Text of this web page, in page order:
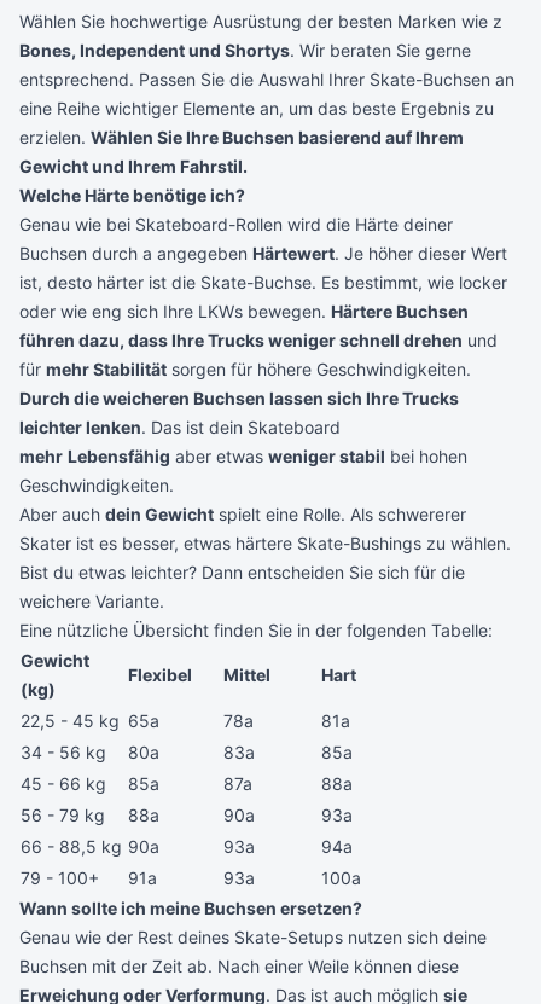
Wählen Sie hochwertige Ausrüstung der besten Marken wie z
Bones, Independent und Shortys. Wir beraten Sie gerne
entsprechend. Passen Sie die Auswahl Ihrer Skate-Buchsen an
eine Reihe wichtiger Elemente an, um das beste Ergebnis zu
erzielen. Wählen Sie Ihre Buchsen basierend auf Ihrem
Gewicht und Ihrem Fahrstil.
Welche Härte benötige ich?
Genau wie bei Skateboard-Rollen wird die Härte deiner
Buchsen durch a angegeben Härtewert. Je höher dieser Wert
ist, desto härter ist die Skate-Buchse. Es bestimmt, wie locker
oder wie eng sich Ihre LKWs bewegen. Härtere Buchsen
führen dazu, dass Ihre Trucks weniger schnell drehen und
für mehr Stabilität sorgen für höhere Geschwindigkeiten.
Durch die weicheren Buchsen lassen sich Ihre Trucks
leichter lenken. Das ist dein Skateboard
mehr Lebensfähig aber etwas weniger stabil bei hohen
Geschwindigkeiten.
Aber auch dein Gewicht spielt eine Rolle. Als schwererer
Skater ist es besser, etwas härtere Skate-Bushings zu wählen.
Bist du etwas leichter? Dann entscheiden Sie sich für die
weichere Variante.
Eine nützliche Übersicht finden Sie in der folgenden Tabelle:
Gewicht
(kg)
Flexibel Mittel Hart
22,5 - 45 kg 65a 78a
81a
34 - 56 kg
80a 83a
85a
45 - 66 kg
85a 87a
88a
56 - 79 kg
88a 90a
93a
66 - 88,5 kg 90a 93a
94a
79 - 100+
91a 93a
100a
Wann sollte ich meine Buchsen ersetzen?
Genau wie der Rest deines Skate-Setups nutzen sich deine
Buchsen mit der Zeit ab. Nach einer Weile können diese
Erweichung oder Verformung. Das ist auch möglich sie